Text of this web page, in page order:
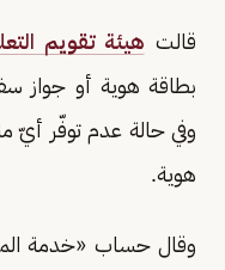
قالت هيئة تقويم
بطاقة هوية أو جواز
وفي حالة عدم توفّر أيّ
هوية.
وقال حساب «خدمة